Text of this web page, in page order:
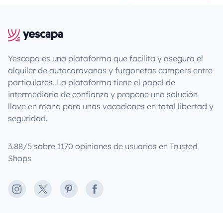
Yescapa es una plataforma que facilita y asegura el
alquiler de autocaravanas y furgonetas campers entre
particulares. La plataforma tiene el papel de
intermediario de confianza y propone una solución
llave en mano para unas vacaciones en total libertad y
seguridad.
3.88/5 sobre 1170 opiniones de usuarios en Trusted
Shops
Instagram
X PinterestFacebook